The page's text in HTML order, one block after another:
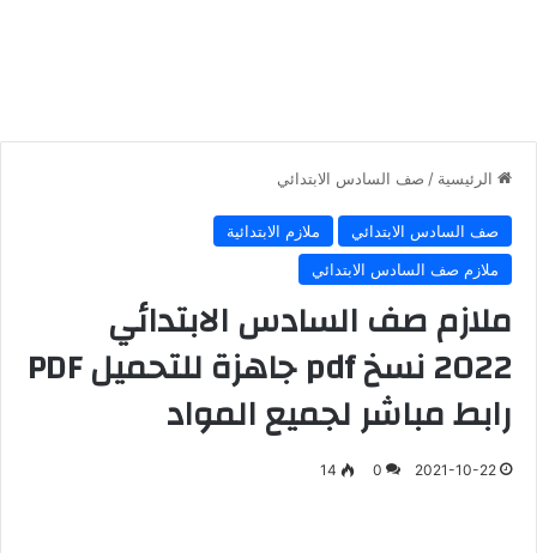
الرئيسية / صف السادس الابتدائي
صف السادس الابتدائي
ملازم الابتدائية
ملازم صف السادس الابتدائي
ملازم صف السادس الابتدائي
2022 نسخ pdf جاهزة للتحميل PDF
رابط مباشر لجميع المواد
2021-10-22
0
14